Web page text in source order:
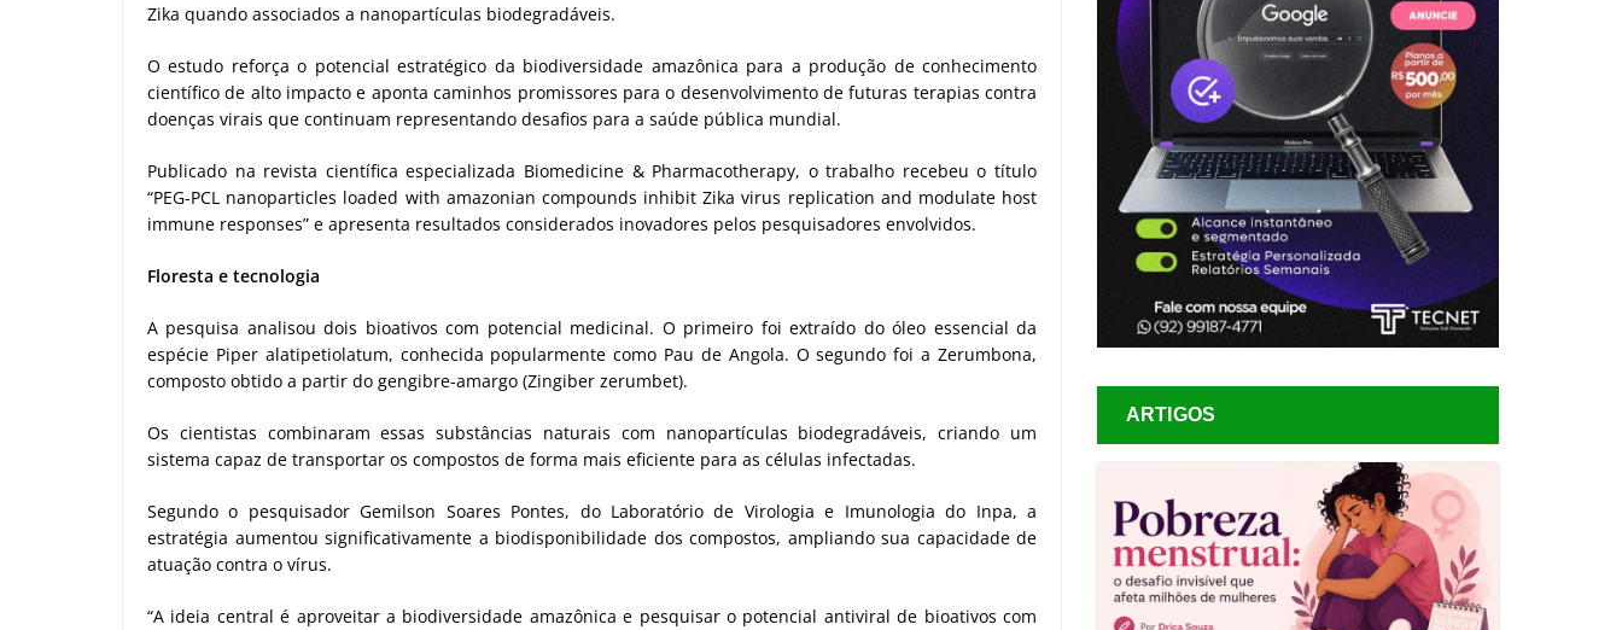
Zika quando associados a nanopartículas biodegradáveis.
O estudo reforça o potencial estratégico da biodiversidade amazônica para a produção de conhecimento
científico de alto impacto e aponta caminhos promissores para o desenvolvimento de futuras terapias contra
doenças virais que continuam representando desafios para a saúde pública mundial.
Publicado na revista científica especializada Biomedicine & Pharmacotherapy, o trabalho recebeu o título
“PEG-PCL nanoparticles loaded with amazonian compounds inhibit Zika virus replication and modulate host
immune responses” e apresenta resultados considerados inovadores pelos pesquisadores envolvidos.
Floresta e tecnologia
A pesquisa analisou dois bioativos com potencial medicinal. O primeiro foi extraído do óleo essencial da
espécie Piper alatipetiolatum, conhecida popularmente como Pau de Angola. O segundo foi a Zerumbona,
composto obtido a partir do gengibre-amargo (Zingiber zerumbet).
Os cientistas combinaram essas substâncias naturais com nanopartículas biodegradáveis, criando um
sistema capaz de transportar os compostos de forma mais eficiente para as células infectadas.
Segundo o pesquisador Gemilson Soares Pontes, do Laboratório de Virologia e Imunologia do Inpa, a
estratégia aumentou significativamente a biodisponibilidade dos compostos, ampliando sua capacidade de
atuação contra o vírus.
“A ideia central é aproveitar a biodiversidade amazônica e pesquisar o potencial antiviral de bioativos com
ARTIGOS